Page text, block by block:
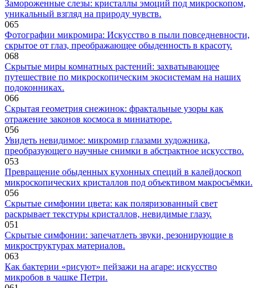
Замороженные слезы: кристаллы эмоций под микроскопом,
уникальный взгляд на природу чувств.
065
Фотографии микромира: Искусство в пыли повседневности,
скрытое от глаз, преображающее обыденность в красоту.
068
Скрытые миры комнатных растений: захватывающее
путешествие по микроскопическим экосистемам на наших
подоконниках.
066
Скрытая геометрия снежинок: фрактальные узоры как
отражение законов космоса в миниатюре.
056
Увидеть невидимое: микромир глазами художника,
преобразующего научные снимки в абстрактное искусство.
053
Превращение обыденных кухонных специй в калейдоскоп
микроскопических кристаллов под объективом макросъёмки.
056
Скрытые симфонии цвета: как поляризованный свет
раскрывает текстуры кристаллов, невидимые глазу.
051
Скрытые симфонии: запечатлеть звуки, резонирующие в
микроструктурах материалов.
063
Как бактерии «рисуют» пейзажи на агаре: искусство
микробов в чашке Петри.